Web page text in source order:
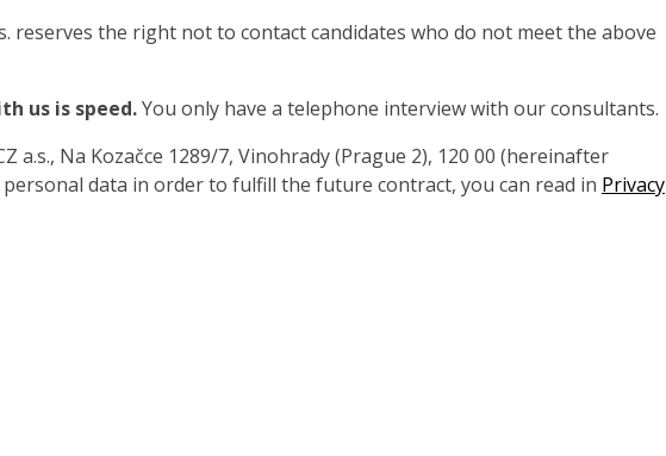
reserves the right not to contact candidates who do not meet the above
us is speed.You only have a telephone interview with our consultants.
a.s., Na Kozačce 1289/7, Vinohrady (Prague 2), 120 00 (hereinafter
data in order to fulfill the future contract, you can read in Privacy